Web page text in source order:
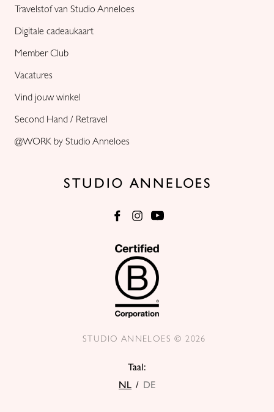
Travelstof van Studio Anneloes
Digitale cadeaukaart
Member Club
Vacatures
Vind jouw winkel
Second Hand / Retravel
@WORK by Studio Anneloes
Taal:
NL / DE
STUDIO ANNELOES © 2026